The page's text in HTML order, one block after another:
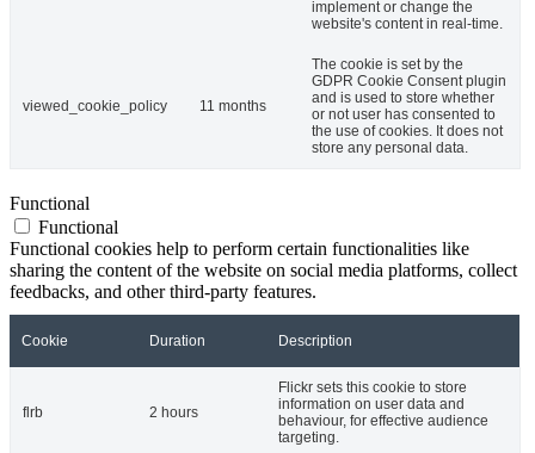
implement or change the
website's content in real-time.
viewed_cookie_policy 11 months
The cookie is set by the
GDPR Cookie Consent plugin
and is used to store whether
or not user has consented to
the use of cookies. It does not
store any personal data.
Functional
Functional
Functional cookies help to perform certain functionalities like
sharing the content of the website on social media platforms, collect
feedbacks, and other third-party features.
Cookie Duration Description
flrb 2 hours
Flickr sets this cookie to store
information on user data and
behaviour, for effective audience
targeting.